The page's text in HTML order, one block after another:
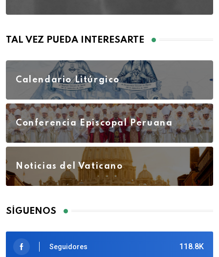
TAL VEZ PUEDA INTERESARTE
Calendario Litúrgico
Conferencia Episcopal Peruana
Noticias del Vaticano
SÍGUENOS
118.8K
Seguidores